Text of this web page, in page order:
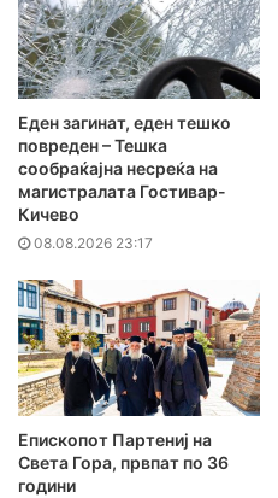
Еден загинат, еден тешко
повреден – Тешка
сообраќајна несреќа на
магистралата Гостивар-
Кичево
08.08.2026 23:17
Епископот Партениј на
Света Гора, првпат по 36
години